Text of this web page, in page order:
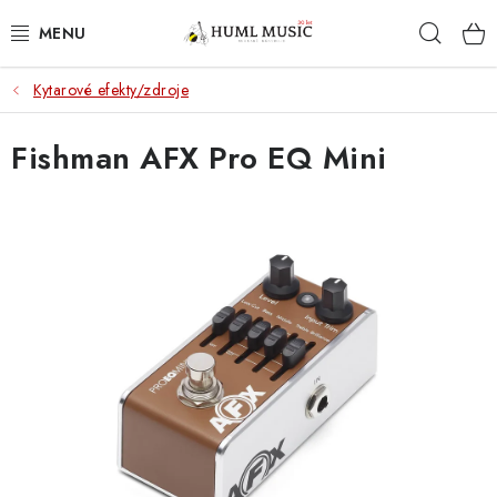
na
KYTARY
UKULELE
KYTAROVÉ PŘÍSLUŠENSTVÍ
Kytarové efekty/zdroje
Fishman AFX Pro EQ Mini